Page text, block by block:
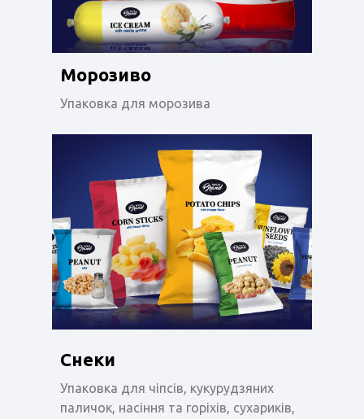
Морозиво
Упаковка для морозива
Снеки
Упаковка для чіпсів, кукурудзяних
паличок, насіння та горіхів, сухариків,